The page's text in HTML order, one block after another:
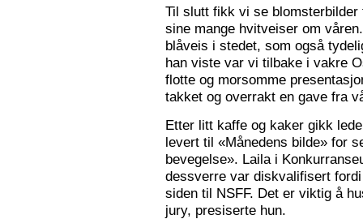
Til slutt fikk vi se
sine mange hvitveiser om
blåveis i stedet, som også
han viste var vi tilbake i vakre
flotte og morsomme
takket og overrakt en gave fra
Etter litt kaffe og kaker gikk
levert til «Månedens bilde» for
bevegelse». Laila i
dessverre var diskvalifisert
siden til NSFF. Det er viktig å
jury, presiserte hun.